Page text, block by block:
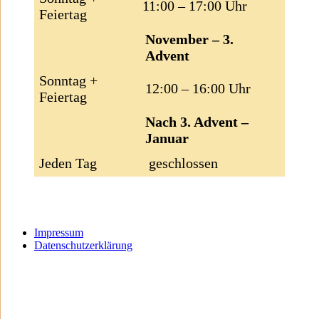
Feiertag
11:00 – 17:00 Uhr
November – 3.
Advent
Sonntag +
Feiertag
12:00 – 16:00 Uhr
Nach 3. Advent –
Januar
Jeden Tag
geschlossen
Impressum
Datenschutzerklärung